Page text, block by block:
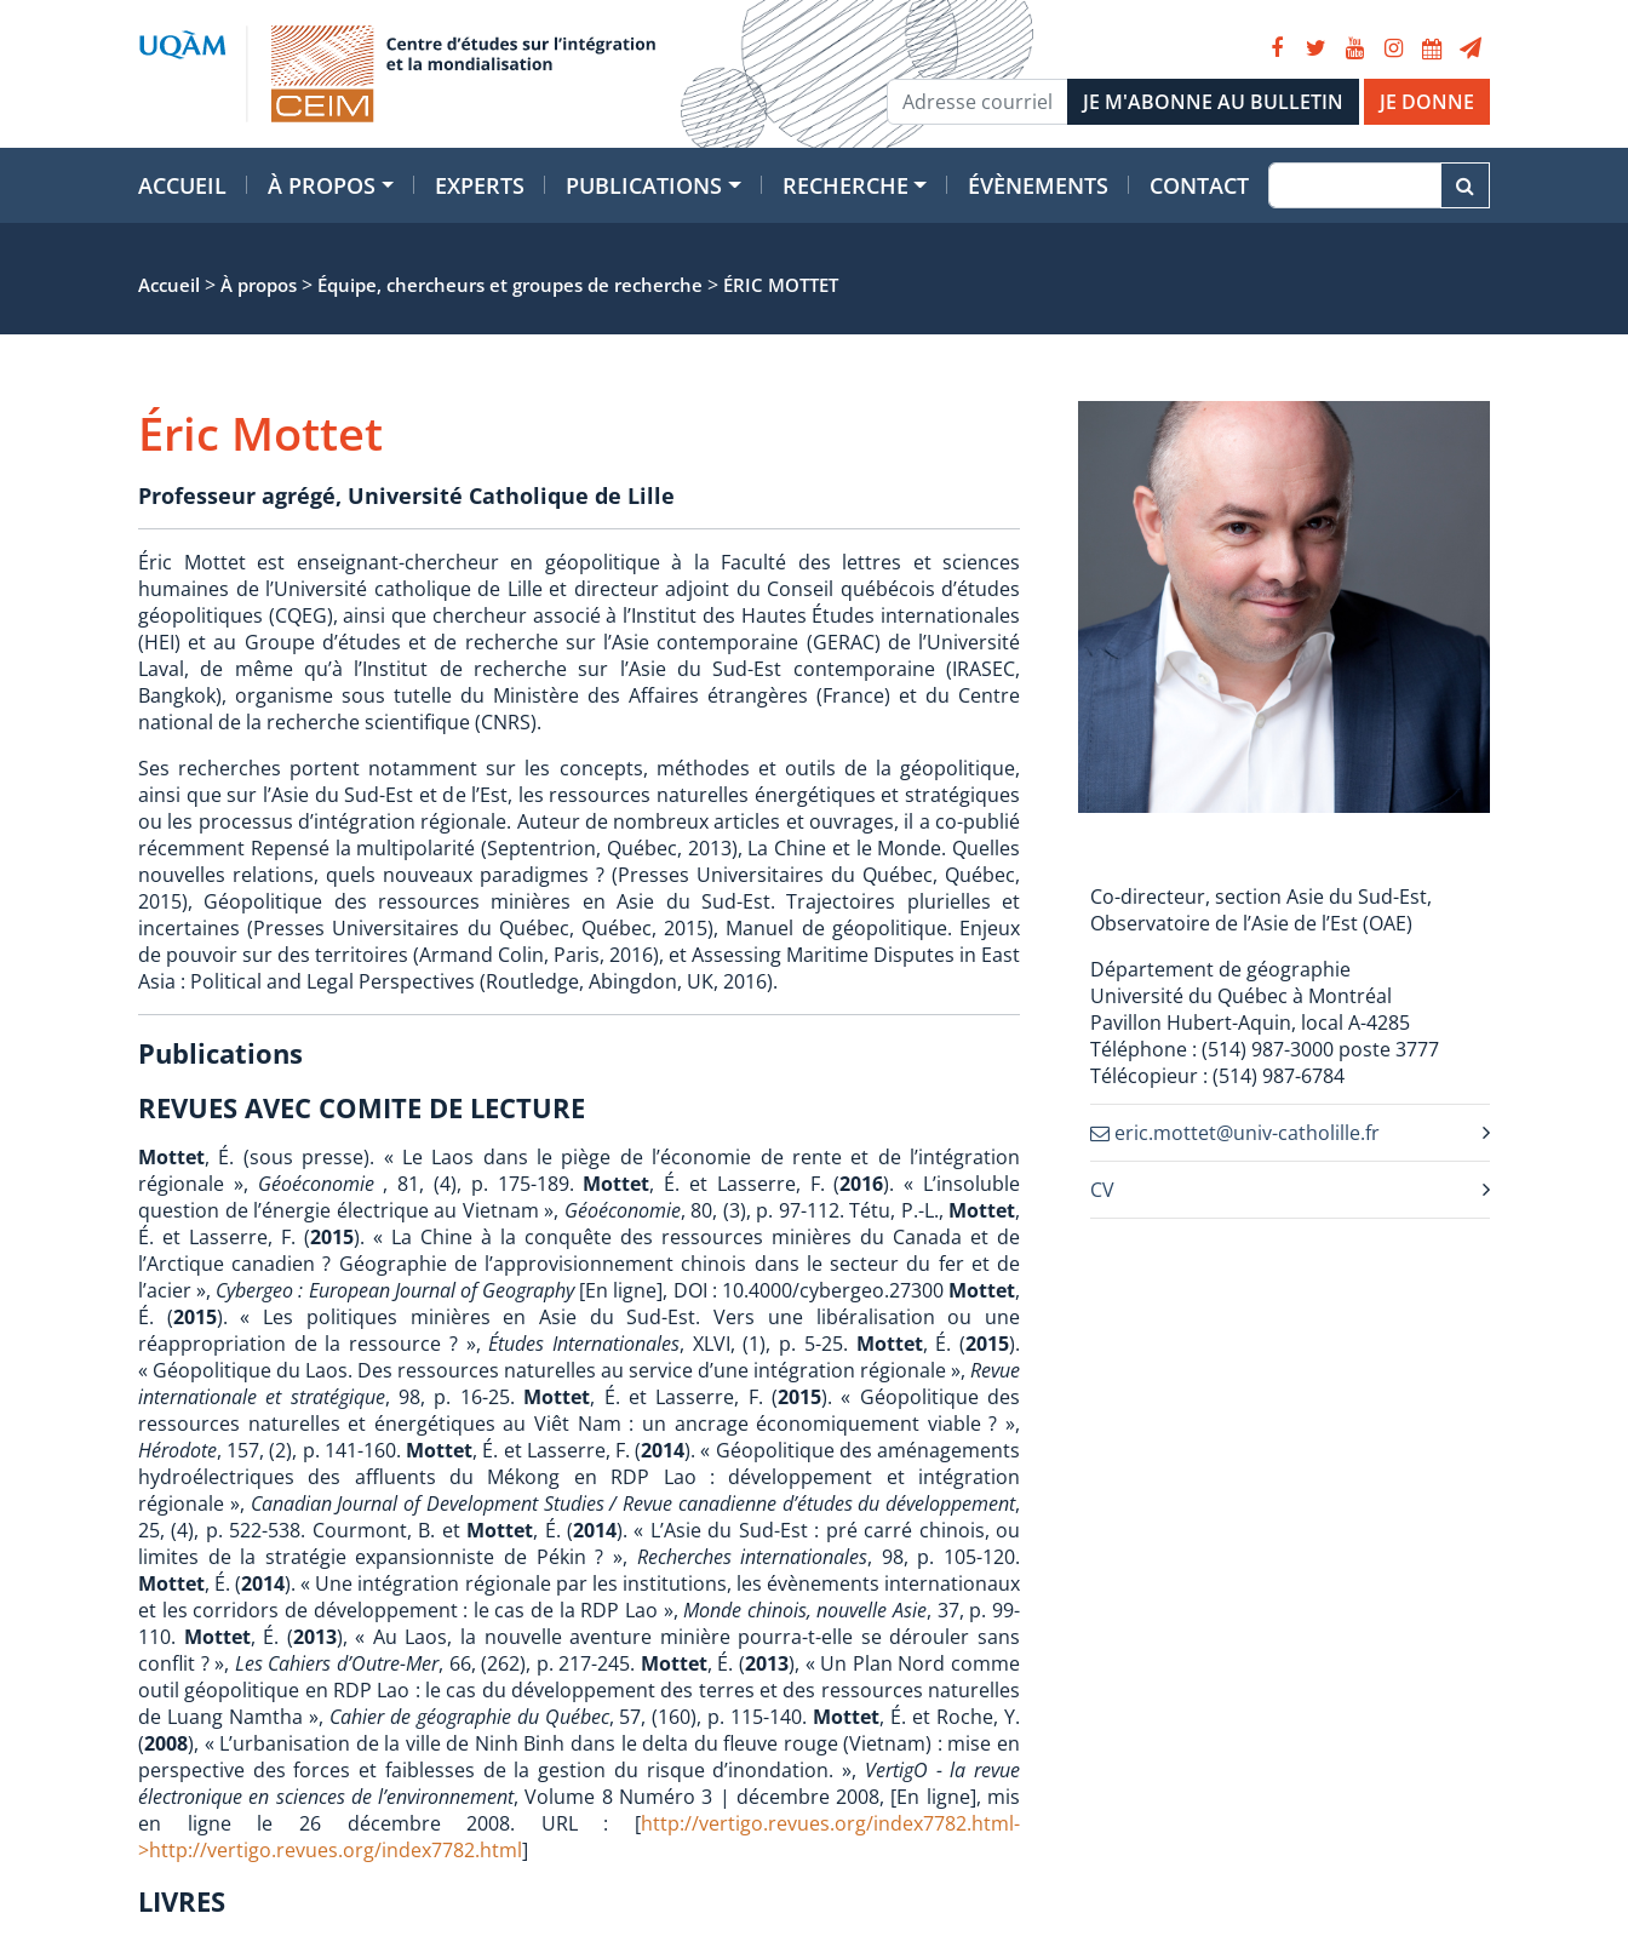
JE DONNE
ACCUEIL À PROPOS EXPERTS PUBLICATIONS RECHERCHE ÉVÈNEMENTS CONTACT
Accueil > À propos > Équipe, chercheurs et groupes de recherche > ÉRIC MOTTET
Éric Mottet
Professeur agrégé, Université Catholique de Lille
Éric Mottet est enseignant-chercheur en géopolitique à la Faculté des lettres et sciences
humaines de l’Université catholique de Lille et directeur adjoint du Conseil québécois d’études
géopolitiques (CQEG), ainsi que chercheur associé à l’Institut des Hautes Études internationales
(HEI) et au Groupe d’études et de recherche sur l’Asie contemporaine (GERAC) de l’Université
Laval, de même qu’à l’Institut de recherche sur l’Asie du Sud-Est contemporaine (IRASEC,
Bangkok), organisme sous tutelle du Ministère des Affaires étrangères (France) et du Centre
national de la recherche scientifique (CNRS).
Ses recherches portent notamment sur les concepts, méthodes et outils de la géopolitique,
ainsi que sur l’Asie du Sud-Est et de l’Est, les ressources naturelles énergétiques et stratégiques
ou les processus d’intégration régionale. Auteur de nombreux articles et ouvrages, il a co-publié
récemment Repensé la multipolarité (Septentrion, Québec, 2013), La Chine et le Monde. Quelles
nouvelles relations, quels nouveaux paradigmes ? (Presses Universitaires du Québec, Québec,
2015), Géopolitique des ressources minières en Asie du Sud-Est. Trajectoires plurielles et
incertaines (Presses Universitaires du Québec, Québec, 2015), Manuel de géopolitique. Enjeux
de pouvoir sur des territoires (Armand Colin, Paris, 2016), et Assessing Maritime Disputes in East
Asia : Political and Legal Perspectives (Routledge, Abingdon, UK, 2016).
Publications
REVUES AVEC COMITE DE LECTURE
Mottet, É. (sous presse). « Le Laos dans le piège de l’économie de rente et de l’intégration
régionale », Géoéconomie, 81, (4), p. 175-189. Mottet, É. et Lasserre, F. (2016). « L’insoluble
question de l’énergie électrique au Vietnam », Géoéconomie, 80, (3), p. 97-112. Tétu, P.-L., Mottet,
É. et Lasserre, F. (2015). « La Chine à la conquête des ressources minières du Canada et de
l’Arctique canadien ? Géographie de l’approvisionnement chinois dans le secteur du fer et de
l’acier », Cybergeo : European Journal of Geography[En ligne], DOI : 10.4000/cybergeo.27300 Mottet,
É. (2015). « Les politiques minières en Asie du Sud-Est. Vers une libéralisation ou une
réappropriation de la ressource ? »,Études Internationales, XLVI, (1), p. 5-25. Mottet, É. (2015).
« Géopolitique du Laos. Des ressources naturelles au service d’une intégration régionale », Revue
internationale et stratégique, 98, p. 16-25. Mottet, É. et Lasserre, F. (2015). « Géopolitique des
ressources naturelles et énergétiques au Viêt Nam : un ancrage économiquement viable ? »,
Hérodote, 157, (2), p. 141-160. Mottet, É. et Lasserre, F. (2014). « Géopolitique des aménagements
hydroélectriques des affluents du Mékong en RDP Lao : développement et intégration
régionale », Canadian Journal of Development Studies / Revue canadienne d’études du développement,
25, (4), p. 522-538. Courmont, B. et Mottet, É. (2014). « L’Asie du Sud-Est : pré carré chinois, ou
limites de la stratégie expansionniste de Pékin ? », Recherches internationales, 98, p. 105-120.
Mottet, É. (2014). « Une intégration régionale par les institutions, les évènements internationaux
et les corridors de développement : le cas de la RDP Lao »,Monde chinois, nouvelle Asie, 37, p. 99-
110. Mottet, É. (2013), « Au Laos, la nouvelle aventure minière pourra-t-elle se dérouler sans
conflit ? », Les Cahiers d’Outre-Mer, 66, (262), p. 217-245. Mottet, É. (2013), « Un Plan Nord comme
outil géopolitique en RDP Lao : le cas du développement des terres et des ressources naturelles
de Luang Namtha », Cahier de géographie du Québec, 57, (160), p. 115-140. Mottet, É. et Roche, Y.
(2008), « L’urbanisation de la ville de Ninh Binh dans le delta du fleuve rouge (Vietnam) : mise en
perspective des forces et faiblesses de la gestion du risque d’inondation. », VertigO - la revue
électronique en sciences de l’environnement, Volume 8 Numéro 3 | décembre 2008, [En ligne], mis
en ligne le 26 décembre 2008. URL : [http://vertigo.revues.org/index7782.html-
>http://vertigo.revues.org/index7782.html]
LIVRES
Co-directeur, section Asie du Sud-Est,
Observatoire de l’Asie de l’Est (OAE)
Département de géographie
Université du Québec à Montréal
Pavillon Hubert-Aquin, local A-4285
Téléphone : (514) 987-3000 poste 3777
Télécopieur : (514) 987-6784
eric.mottet@univ-catholille.fr
CV